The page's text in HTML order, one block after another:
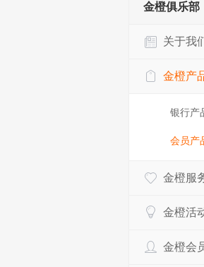
关于加强代理贵金属业务风险防范
关于平安银行电子版信用卡更名为
金橙俱乐部
关于我
金橙产
银行产
会员产
金橙服
金橙活
金橙会